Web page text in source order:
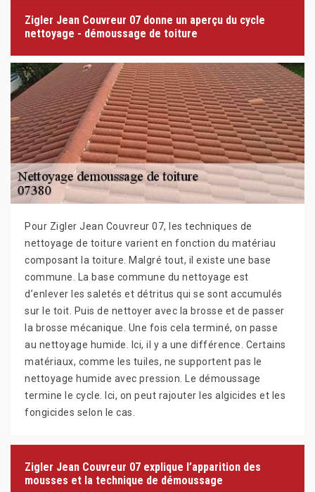
Zigler Jean Couvreur 07 donne un aperçu du cycle
nettoyage - démoussage de toiture
Pour Zigler Jean Couvreur 07, les techniques de
nettoyage de toiture varient en fonction du matériau
composant la toiture. Malgré tout, il existe une base
commune. La base commune du nettoyage est
d’enlever les saletés et détritus qui se sont accumulés
sur le toit. Puis de nettoyer avec la brosse et de passer
la brosse mécanique. Une fois cela terminé, on passe
au nettoyage humide. Ici, il y a une différence. Certains
matériaux, comme les tuiles, ne supportent pas le
nettoyage humide avec pression. Le démoussage
termine le cycle. Ici, on peut rajouter les algicides et les
fongicides selon le cas.
Zigler Jean Couvreur 07 explique l’apparition des
mousses et la technique de démoussage